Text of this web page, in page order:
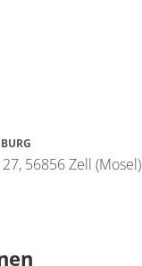
56856 Zell (Mosel)